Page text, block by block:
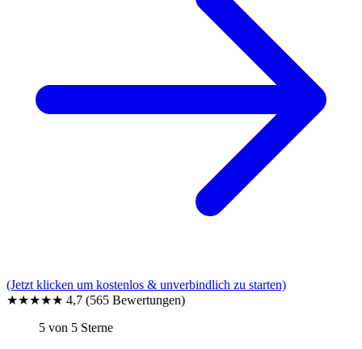
(Jetzt klicken um kostenlos & unverbindlich zu starten)
★★★★★ 4,7 (565 Bewertungen)
5 von 5 Sterne